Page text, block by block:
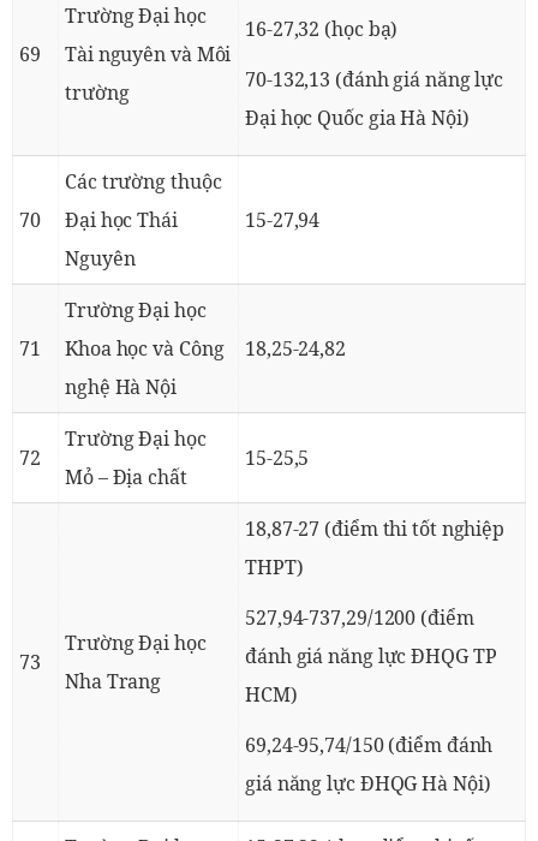
69
Trường Đại học
Tài nguyên và Môi
trường
16-27,32 (học bạ)
70-132,13 (đánh giá năng lực
Đại học Quốc gia Hà Nội)
70
Các trường thuộc
Đại học Thái
Nguyên
15-27,94
71
Trường Đại học
Khoa học và Công
nghệ Hà Nội
18,25-24,82
72
Trường Đại học
Mỏ – Địa chất
15-25,5
73
Trường Đại học
Nha Trang
18,87-27 (điểm thi tốt nghiệp
THPT)
527,94-737,29/1200 (điểm
đánh giá năng lực ĐHQG TP
HCM)
69,24-95,74/150 (điểm đánh
giá năng lực ĐHQG Hà Nội)